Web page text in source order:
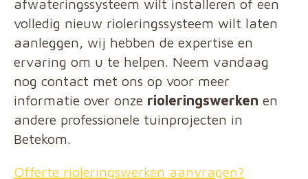
afwateringssysteem wilt installeren of een
volledig nieuw rioleringssysteem wilt laten
aanleggen, wij hebben de expertise en
ervaring om u te helpen. Neem vandaag
nog contact met ons op voor meer
informatie over onze rioleringswerken en
andere professionele tuinprojecten in
Betekom.
Offerte rioleringswerken aanvragen?